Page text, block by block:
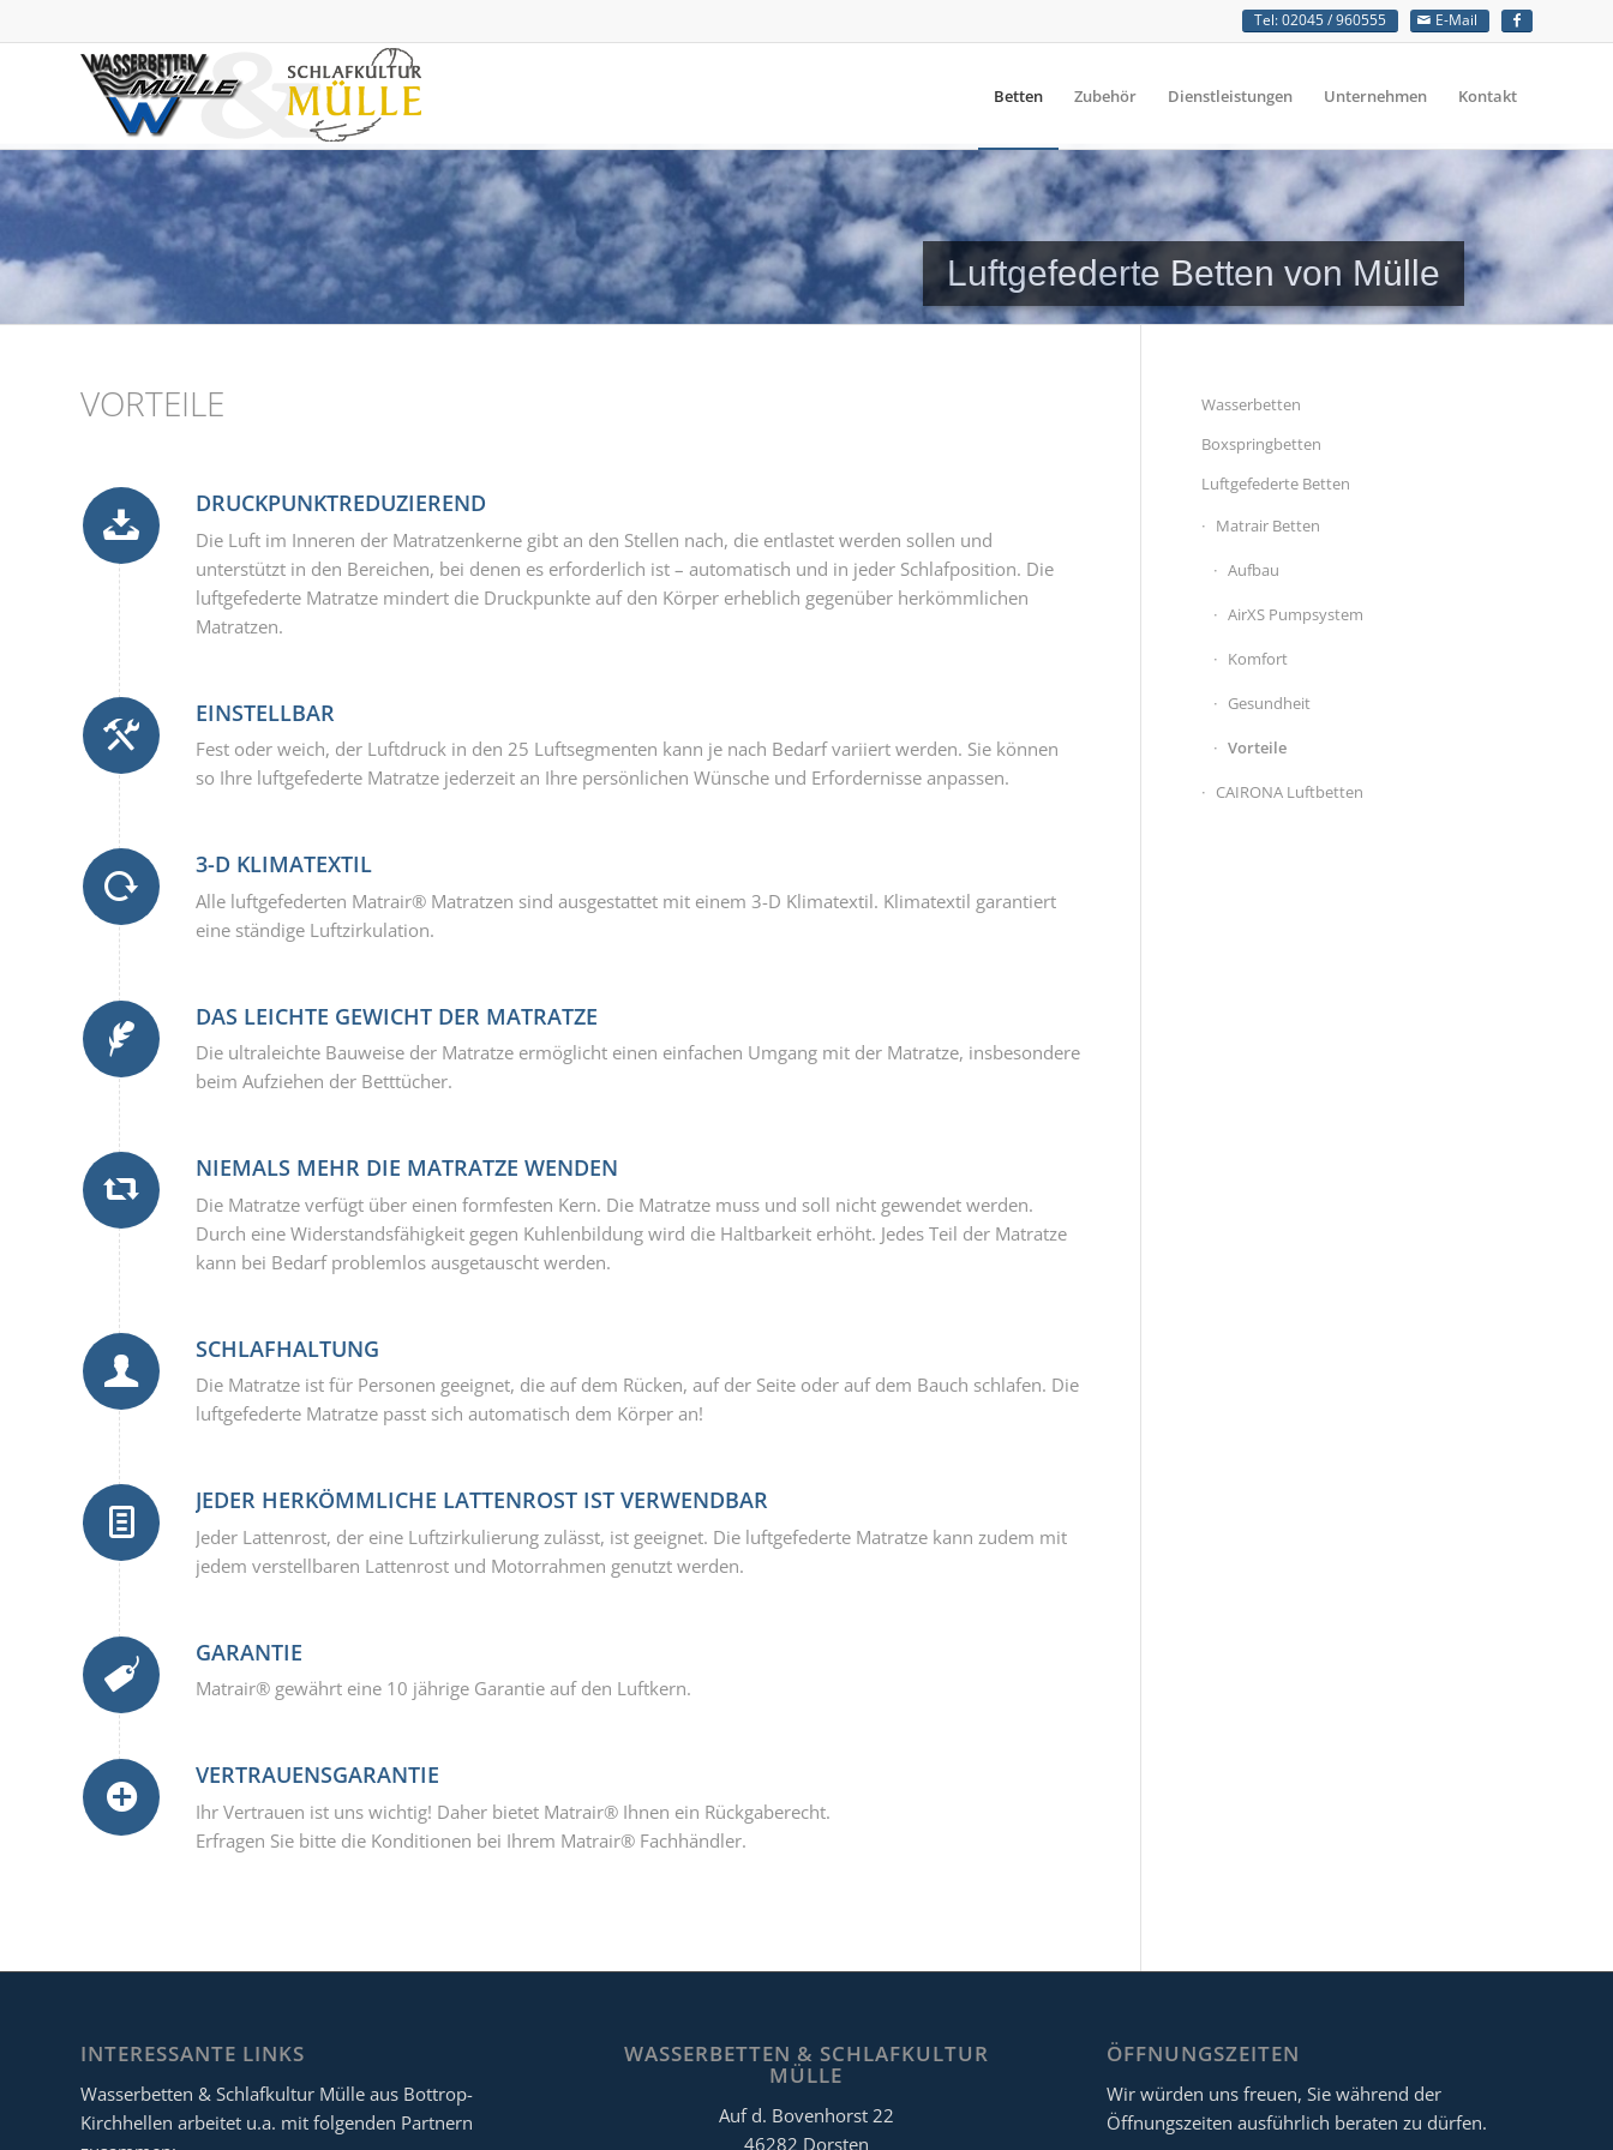
Tel: 02045 / 960555 E-Mail
Betten Zubehör Dienstleistungen Unternehmen Kontakt
Luftgefederte Betten von Mülle
VORTEILE
DRUCKPUNKTREDUZIEREND
Die Luft im Inneren der Matratzenkerne gibt an den Stellen nach, die entlastet werden sollen und
unterstützt in den Bereichen, bei denen es erforderlich ist – automatisch und in jeder Schlafposition. Die
luftgefederte Matratze mindert die Druckpunkte auf den Körper erheblich gegenüber herkömmlichen
Matratzen.
EINSTELLBAR
Fest oder weich, der Luftdruck in den 25 Luftsegmenten kann je nach Bedarf variiert werden. Sie können
so Ihre luftgefederte Matratze jederzeit an Ihre persönlichen Wünsche und Erfordernisse anpassen.
3-D KLIMATEXTIL
Alle luftgefederten Matrair® Matratzen sind ausgestattet mit einem 3-D Klimatextil. Klimatextil garantiert
eine ständige Luftzirkulation.
DAS LEICHTE GEWICHT DER MATRATZE
Die ultraleichte Bauweise der Matratze ermöglicht einen einfachen Umgang mit der Matratze, insbesondere
beim Aufziehen der Betttücher.
NIEMALS MEHR DIE MATRATZE WENDEN
Die Matratze verfügt über einen formfesten Kern. Die Matratze muss und soll nicht gewendet werden.
Durch eine Widerstandsfähigkeit gegen Kuhlenbildung wird die Haltbarkeit erhöht. Jedes Teil der Matratze
kann bei Bedarf problemlos ausgetauscht werden.
SCHLAFHALTUNG
Die Matratze ist für Personen geeignet, die auf dem Rücken, auf der Seite oder auf dem Bauch schlafen. Die
luftgefederte Matratze passt sich automatisch dem Körper an!
JEDER HERKÖMMLICHE LATTENROST IST VERWENDBAR
Jeder Lattenrost, der eine Luftzirkulierung zulässt, ist geeignet. Die luftgefederte Matratze kann zudem mit
jedem verstellbaren Lattenrost und Motorrahmen genutzt werden.
GARANTIE
Matrair® gewährt eine 10 jährige Garantie auf den Luftkern.
VERTRAUENSGARANTIE
Ihr Vertrauen ist uns wichtig! Daher bietet Matrair® Ihnen ein Rückgaberecht.
Erfragen Sie bitte die Konditionen bei Ihrem Matrair® Fachhändler.
Wasserbetten
Boxspringbetten
Luftgefederte Betten
Matrair Betten
Aufbau
AirXS Pumpsystem
Komfort
Gesundheit
Vorteile
CAIRONA Luftbetten
INTERESSANTE LINKS
Wasserbetten & Schlafkultur Mülle aus Bottrop-
Kirchhellen arbeitet u.a. mit folgenden Partnern
WASSERBETTEN & SCHLAFKULTUR
MÜLLE
Auf d. Bovenhorst 22
46282 Dorsten
ÖFFNUNGSZEITEN
Wir würden uns freuen, Sie während der
Öffnungszeiten ausführlich beraten zu dürfen.